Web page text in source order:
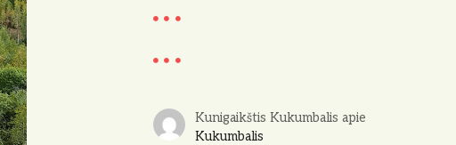
t
e
Kunigaikštis Kukumbalis apie
Kukumbalis